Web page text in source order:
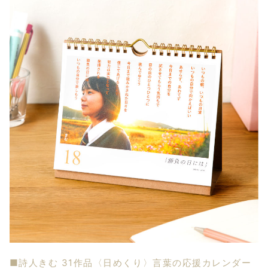
■詩人きむ 31作品〈日めくり〉言葉の応援カレンダー